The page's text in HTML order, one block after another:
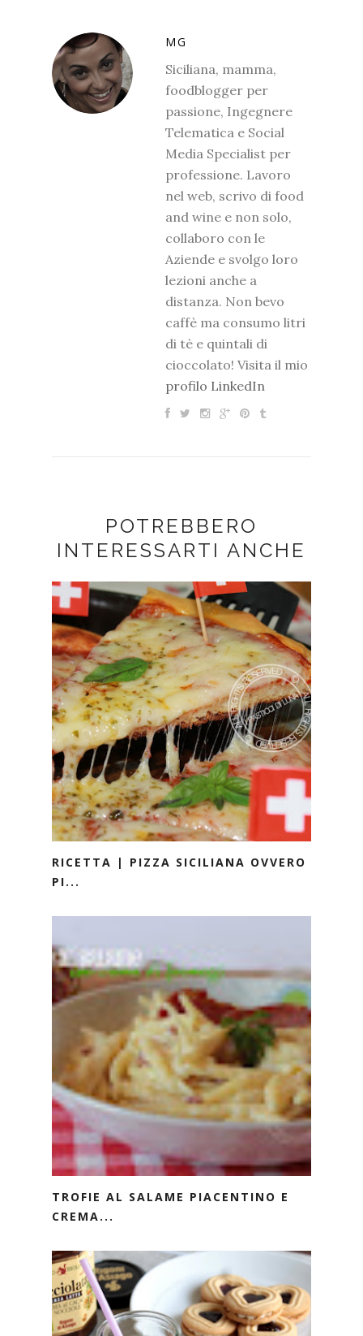
MG
Siciliana, mamma,
foodblogger per
passione, Ingegnere
Telematica e Social
Media Specialist per
professione. Lavoro
nel web, scrivo di food
and wine e non solo,
collaboro con le
Aziende e svolgo loro
lezioni anche a
distanza. Non bevo
caffè ma consumo litri
di tè e quintali di
cioccolato! Visita il mio
profilo LinkedIn
POTREBBERO
INTERESSARTI ANCHE
RICETTA | PIZZA SICILIANA OVVERO
PI...
TROFIE AL SALAME PIACENTINO E
CREMA...